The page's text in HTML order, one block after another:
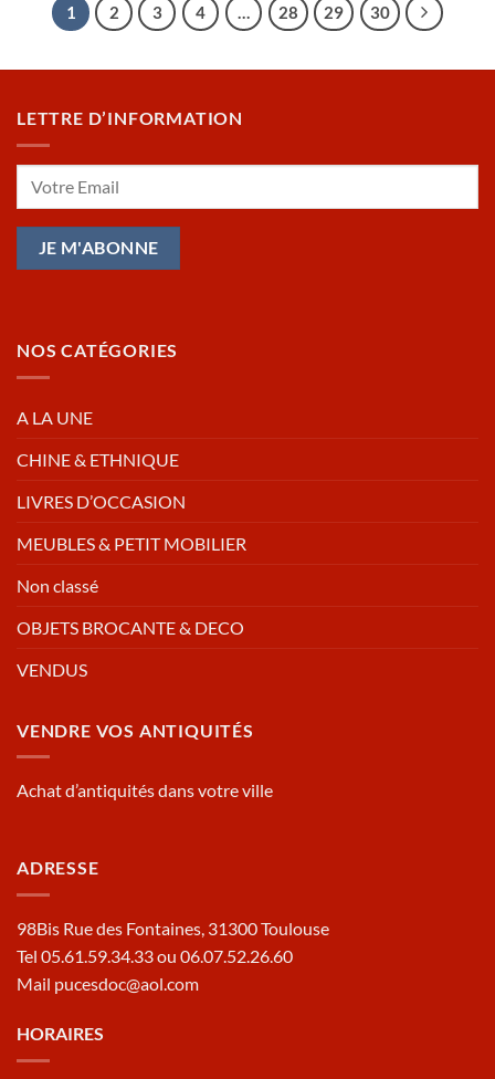
1 2 3 4 … 28 29 30
LETTRE D’INFORMATION
NOS CATÉGORIES
A LA UNE
CHINE & ETHNIQUE
LIVRES D’OCCASION
MEUBLES & PETIT MOBILIER
Non classé
OBJETS BROCANTE & DECO
VENDUS
VENDRE VOS ANTIQUITÉS
Achat d’antiquités dans votre ville
ADRESSE
98Bis Rue des Fontaines, 31300 Toulouse
Tel 05.61.59.34.33 ou 06.07.52.26.60
Mail pucesdoc@aol.com
HORAIRES